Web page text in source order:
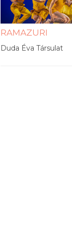
RAMAZURI
Duda Éva Társulat